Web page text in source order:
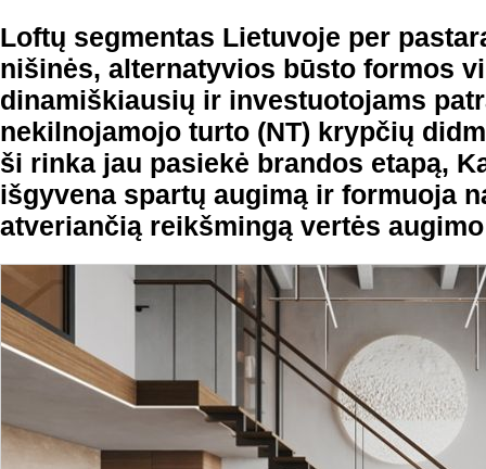
Loftų segmentas Lietuvoje per
nišinės, alternatyvios būsto formos
dinamiškiausių ir investuotojams
nekilnojamojo turto (NT) krypčių
ši rinka jau pasiekė brandos etapą,
išgyvena spartų augimą ir formuoja
atveriančią reikšmingą vertės